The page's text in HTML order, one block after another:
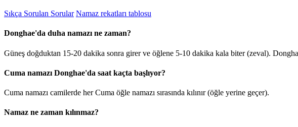
Sıkça Sorulan Sorular Namaz rekatları tablosu
Donghae'da duha namazı ne zaman?
Güneş doğduktan 15-20 dakika sonra girer ve öğlene 5-10 dakika kala biter (zeval).
Cuma namazı Donghae'da saat kaçta başlıyor?
Cuma namazı camilerde her Cuma öğle namazı sırasında kılınır (öğle yerine geçer).
Namaz ne zaman kılınmaz?